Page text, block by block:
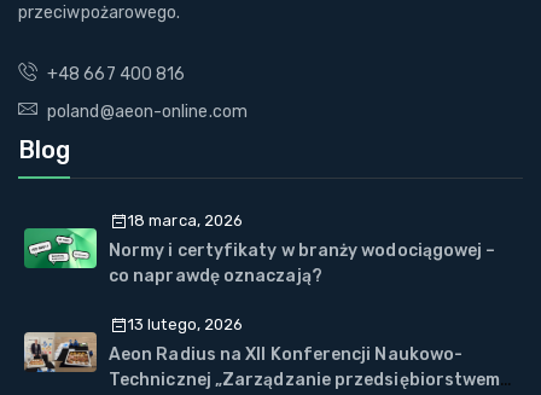
przeciwpożarowego.
+48 667 400 816
poland@aeon-online.com
Blog
18 marca, 2026
Normy i certyfikaty w branży wodociągowej –
co naprawdę oznaczają?
13 lutego, 2026
Aeon Radius na XII Konferencji Naukowo-
Technicznej „Zarządzanie przedsiębiorstwem